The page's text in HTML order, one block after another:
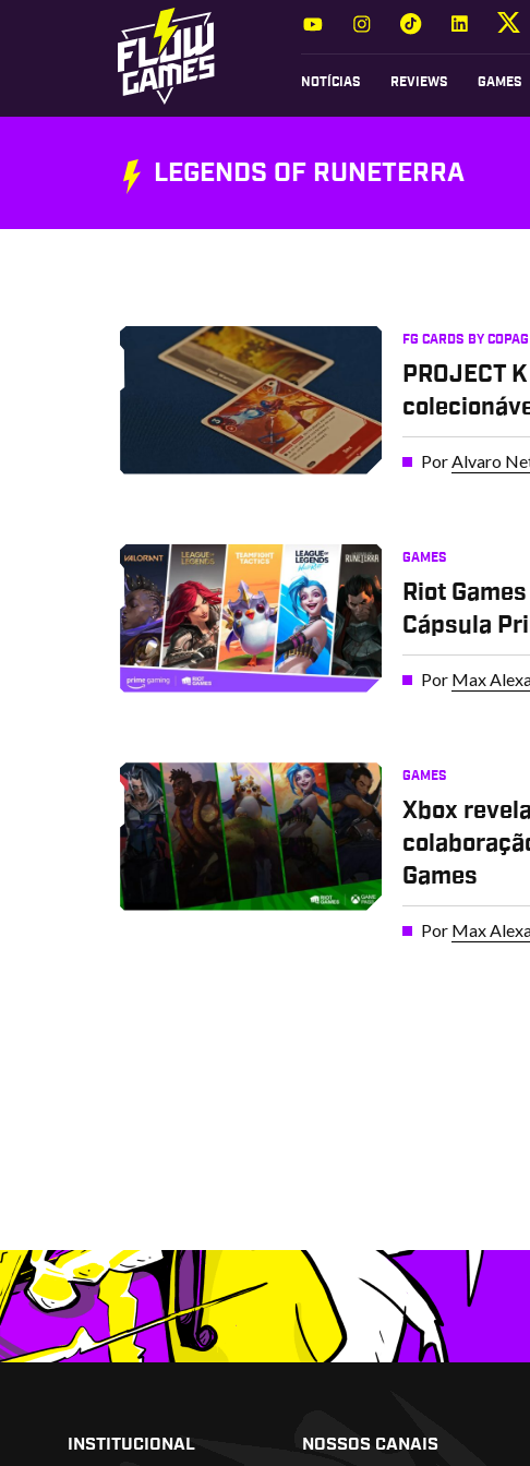
NOTÍCIAS REVIEWS GAMES
LEGENDS OF RUNETERRA
FG CARDS BY COPAG
PROJECT
PorAlvaro
GAMES
Riot
Cápsula
Por Max
GAMES
Xbox
Games
Por Max
INSTITUCIONAL NOSSOS CANAIS